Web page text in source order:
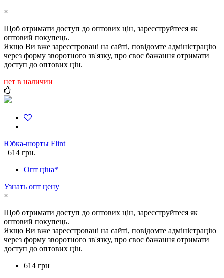
×
Щоб отримати доступ до оптових цін, зареєструйтеся як
оптовий покупець.
Якщо Ви вже зареєстровані на сайті, повідомте адміністрацію
через форму зворотного зв'язку, про своє бажання отримати
доступ до оптових цін.
нет в наличии
Юбка-шорты Flint
614 грн.
Опт ціна*
Узнать опт цену
×
Щоб отримати доступ до оптових цін, зареєструйтеся як
оптовий покупець.
Якщо Ви вже зареєстровані на сайті, повідомте адміністрацію
через форму зворотного зв'язку, про своє бажання отримати
доступ до оптових цін.
614 грн